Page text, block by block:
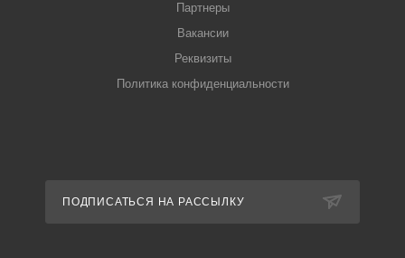
Партнеры
Вакансии
Реквизиты
Политика конфиденциальности
ПОДПИСАТЬСЯ НА РАССЫЛКУ